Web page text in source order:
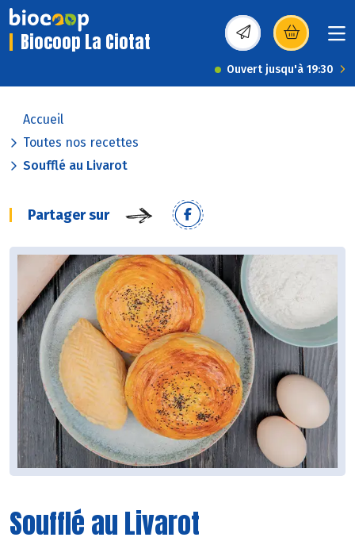
Biocoop La Ciotat (s’ouvre dans une
Ouvert jusqu'à 19:30
Accueil
Toutes nos recettes
Soufflé au Livarot
Partager sur
Soufflé au Livarot